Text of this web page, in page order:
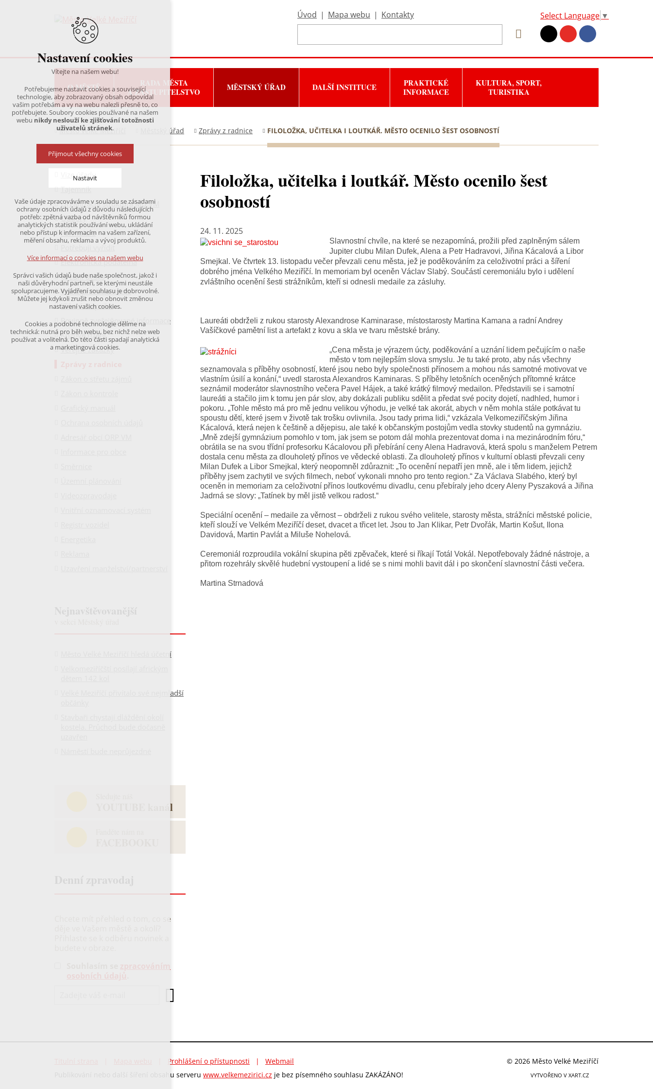
Úvod | Mapa webu | Kontakty Select Language ▼
O MĚSTĚ
RADA MĚSTA
A ZASTUPITELSTVO
MĚSTSKÝ ÚŘAD DALŠÍ INSTITUCE
PRAKTICKÉ
INFORMACE
KULTURA, SPORT,
TURISTIKA
Město Velké Meziříčí Městský úřad Zprávy z radnice FILOLOŽKA, UČITELKA I LOUTKÁŘ. MĚSTO OCENILO ŠEST OSOBNOSTÍ
Filoložka, učitelka i loutkář. Město ocenilo šest
osobností
24. 11. 2025
Slavnostní chvíle, na které se nezapomíná, prožili před zaplněným sálem
Jupiter clubu Milan Dufek, Alena a Petr Hadravovi, Jiřina Kácalová a Libor
Smejkal. Ve čtvrtek 13. listopadu večer převzali cenu města, jež je poděkováním za celoživotní práci a šíření
dobrého jména Velkého Meziříčí. In memoriam byl oceněn Václav Slabý. Součástí ceremoniálu bylo i udělení
zvláštního ocenění šesti strážníkům, kteří si odnesli medaile za zásluhy.
Laureáti obdrželi z rukou starosty Alexandrose Kaminarase, místostarosty Martina Kamana a radní Andrey
Vašíčkové pamětní list a artefakt z kovu a skla ve tvaru městské brány.
„Cena města je výrazem úcty, poděkování a uznání lidem pečujícím o naše
město v tom nejlepším slova smyslu. Je tu také proto, aby nás všechny
seznamovala s příběhy osobností, které jsou nebo byly společnosti přínosem a mohou nás samotné motivovat ve
vlastním úsilí a konání,“ uvedl starosta Alexandros Kaminaras. S příběhy letošních oceněných přítomné krátce
seznámil moderátor slavnostního večera Pavel Hájek, a také krátký filmový medailon. Představili se i samotní
laureáti a stačilo jim k tomu jen pár slov, aby dokázali publiku sdělit a předat své pocity dojetí, nadhled, humor i
pokoru. „Tohle město má pro mě jednu velikou výhodu, je velké tak akorát, abych v něm mohla stále potkávat tu
spoustu dětí, které jsem v životě tak trošku ovlivnila. Jsou tady prima lidi,“ vzkázala Velkomeziříčským Jiřina
Kácalová, která nejen k češtině a dějepisu, ale také k občanským postojům vedla stovky studentů na gymnáziu.
„Mně zdejší gymnázium pomohlo v tom, jak jsem se potom dál mohla prezentovat doma i na mezinárodním fóru,“
obrátila se na svou třídní profesorku Kácalovou při přebírání ceny Alena Hadravová, která spolu s manželem Petrem
dostala cenu města za dlouholetý přínos ve vědecké oblasti. Za dlouholetý přínos v kulturní oblasti převzali ceny
Milan Dufek a Libor Smejkal, který neopomněl zdůraznit: „To ocenění nepatří jen mně, ale i těm lidem, jejichž
příběhy jsem zachytil ve svých filmech, neboť vykonali mnoho pro tento region.“ Za Václava Slabého, který byl
oceněn in memoriam za celoživotní přínos loutkovému divadlu, cenu přebíraly jeho dcery Aleny Pyszaková a Jiřina
Jadrná se slovy: „Tatínek by měl jistě velkou radost.“
Speciální ocenění – medaile za věrnost – obdrželi z rukou svého velitele, starosty města, strážníci městské policie,
kteří slouží ve Velkém Meziříčí deset, dvacet a třicet let. Jsou to Jan Klikar, Petr Dvořák, Martin Košut, Ilona
Davidová, Martin Pavlát a Miluše Nohelová.
Ceremoniál rozproudila vokální skupina pěti zpěvaček, které si říkají Totál Vokál. Nepotřebovaly žádné nástroje, a
přitom rozehrály skvělé hudební vystoupení a lidé se s nimi mohli bavit dál i po skončení slavnostní části večera.
Martina Strnadová
Vize úřadu
Tajemník
Organizační struktura MÚ VM
Odbory
Formuláře
Elektronická podatelna
Úřední deska
Volná pracovní místa
Klikací rozpočet
Povinně zveřejňované informace
Krizové řízení
Veřejné zakázky
Město Velké Meziříčí hledá účetní
Velké Meziříčí přivítalo své nejmladší
YOUTUBE kanál
Chcete mít přehled o tom, co se
Prohlášení o přístupnosti | Webmail
Publikování nebo další šíření obsahu serveru www.velkemezirici.cz je bez písemného souhlasu ZAKÁZÁNO!
© 2026 Město Velké Meziříčí
VYTVOŘENO V XART.CZ
Nastavení cookies
Vítejte na našem webu!
Potřebujeme nastavit cookies a související
technologie, aby zobrazovaný obsah odpovídal
vašim potřebám a vy na webu nalezli přesně to, co
potřebujete. Soubory cookies používané na našem
webu nikdy neslouží ke zjišťování totožnosti
uživatelů stránek.
Přijmout všechny cookies
Nastavit
Technická cookies
nutná pro provozování webu
udržení kontextu stránek (session): případná
přihlášení, volby jazyka, apod.
analytická pro anonymizované vyhodnocení
návštěvnosti
marketingová cookies
(Google,Hotjar,Leadfeeder))
Více informací o cookies na našem webu
Přijmout všechny cookies
Odmítnout vše
Vaše údaje zpracováváme v souladu se zásadami
ochrany osobních údajů z důvodu následujících
potřeb: zpětná vazba od návštěvníků formou
analytických statistik používání webu, ukládání
nebo přístup k informacím na vašem zařízení,
měření obsahu, reklama a vývoj produktů.
Více informací o cookies na našem webu
Správci vašich údajů bude naše společnost, jakož i
naši důvěryhodní partneři, se kterými neustále
spolupracujeme. Vyjádření souhlasu je dobrovolné.
Můžete jej kdykoli zrušit nebo obnovit změnou
nastavení vašich cookies.
Cookies a podobné technologie dělíme na
technická: nutná pro běh webu, bez nichž nelze web
používat a volitelná. Do této části spadají analytická
a marketingová cookies.